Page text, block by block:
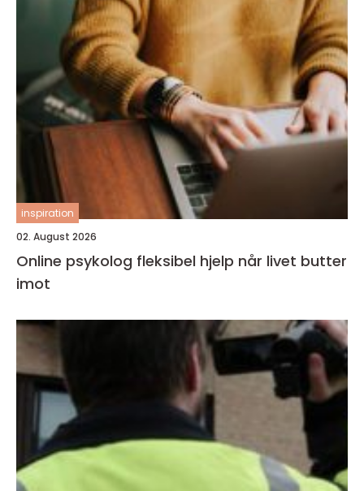
inspiration
02. August 2026
Online psykolog fleksibel hjelp når livet butter
imot